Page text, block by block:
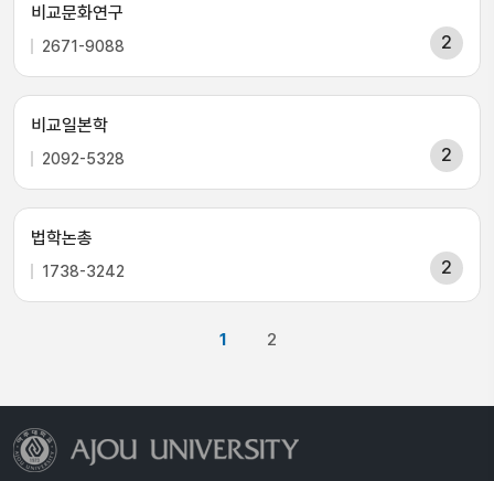
비교문화연구
2671-9088 2
비교일본학
2092-5328 2
법학논총
1738-3242 2
1 2